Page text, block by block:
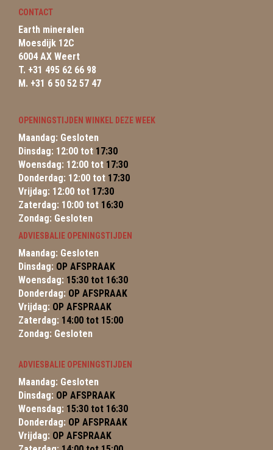
CONTACT
Earth mineralen
Moesdijk 12C
6004 AX Weert
T. +31 495 62 66 98
M. +31 6 50 52 57 47
OPENINGSTIJDEN WINKEL DEZE WEEK
Maandag: Gesloten
Dinsdag: 12:00 tot 17:30
Woensdag: 12:00 tot 17:30
Donderdag: 12:00 tot 17:30
Vrijdag: 12:00 tot 17:30
Zaterdag: 10:00 tot 16:30
Zondag: Gesloten
ADVIESBALIE OPENINGSTIJDEN
Maandag: Gesloten
Dinsdag: OP AFSPRAAK
Woensdag: 15:30 tot 16:30
Donderdag: OP AFSPRAAK
Vrijdag: OP AFSPRAAK
Zaterdag: 14:00 tot 15:00
Zondag: Gesloten
ADVIESBALIE OPENINGSTIJDEN
Maandag: Gesloten
Dinsdag: OP AFSPRAAK
Woensdag: 15:30 tot 16:30
Donderdag: OP AFSPRAAK
Vrijdag: OP AFSPRAAK